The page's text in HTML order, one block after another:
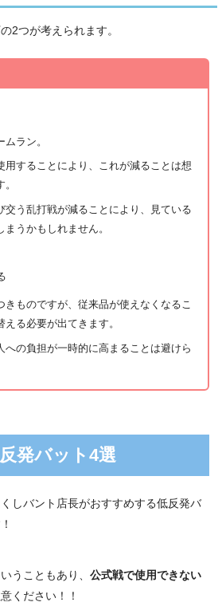
2つが考えられます。
ラン。
用することにより、これが減ることは想
交う乱打戦が減ることにより、見ている
うかもしれません。
きものですが、従来品が使えなくなるこ
る必要が出てきます。
への負担が一時的に高まることは避けら
発バット4選
しバント店長がおすすめする低反発バ
うこともあり、 公式戦で使用できない
ください！！